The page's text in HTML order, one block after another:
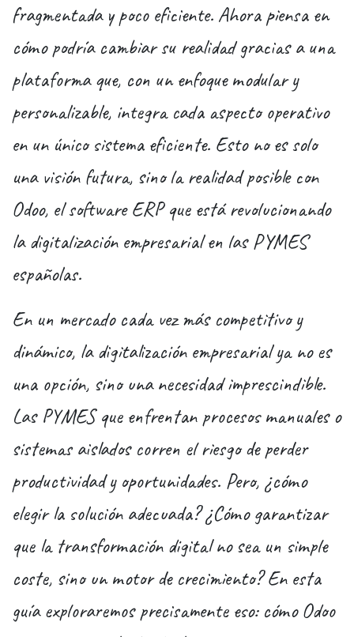
fragmentada y poco eficiente. Ahora piensa en
cómo podría cambiar su realidad gracias a una
plataforma que, con un enfoque modular y
personalizable, integra cada aspecto operativo
en un único sistema eficiente. Esto no es solo
una visión futura, sino la realidad posible con
Odoo, el software ERP que está revolucionando
la digitalización empresarial en las PYMES
españolas.
En un mercado cada vez más competitivo y
dinámico, la digitalización empresarial ya no es
una opción, sino una necesidad imprescindible.
Las PYMES que enfrentan procesos manuales o
sistemas aislados corren el riesgo de perder
productividad y oportunidades. Pero, ¿cómo
elegir la solución adecuada? ¿Cómo garantizar
que la transformación digital no sea un simple
coste, sino un motor de crecimiento? En esta
guía exploraremos precisamente eso: cómo Odoo